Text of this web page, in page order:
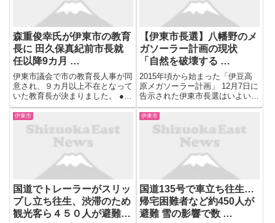
森重俊幸氏が伊東市の教育
長に 田久保真紀前市長就
任以降9カ月 …
伊東市議会で市の教育長人事が同
意され、９カ月以上不在となって
いた教育長が決まりました。 ●伊
東市 杉本憲也市長： 「後任とし
て森重俊幸氏を伊東市教育長に任
命したいのでよろしくお願い致し
ます」 ２０２５年５月、田久保
真紀前市長就任以降、不在と...
【伊東市長選】八幡野のメ
ガソーラー計画の現状
「自然を破壊する …
2015年頃から始まった「伊豆高
原メガソーラー計画」 12月7日に
告示された伊東市長選はいよいよ
終盤戦に突入しました。今回は伊
豆高原のメガソーラー事業の現状
についてです。 【写真を見る】
【伊東市長選】八幡野のメガソー
ラー計画の現状 「自然を...
伊東市
国道でトレーラーがスリッ
プし立ち往生、渋滞のため
観光客ら４５０人が避難所
伊東市
国道135号で車立ち往生…
帰宅困難者など約450人が
避難 雪の影響で数 …